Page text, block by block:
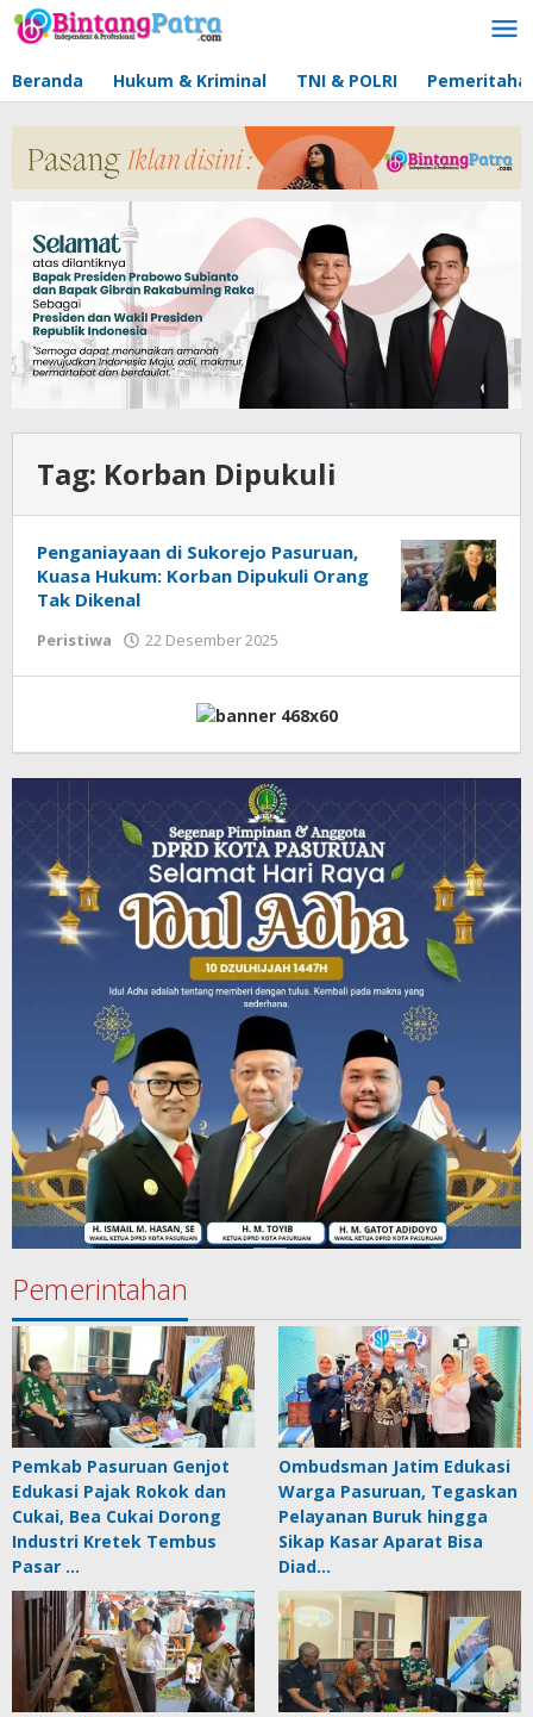
Lewati
ke
Beranda Hukum & Kriminal TNI & POLRI
Tag: Korban Dipukuli
Penganiayaan di Sukorejo Pasuruan,
Kuasa Hukum: Korban Dipukuli Orang
Tak Dikenal
Peristiwa 22 Desember 2025
Pemerintahan
Pemkab Pasuruan Genjot
Edukasi Pajak Rokok dan
Cukai, Bea Cukai Dorong
Industri Kretek Tembus
Pasar …
Ombudsman Jatim Edukasi
Warga Pasuruan, Tegaskan
Pelayanan Buruk hingga
Sikap Kasar Aparat Bisa
Diad…